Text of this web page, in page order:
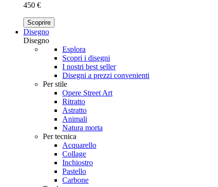
450 €
Scoprire
Disegno
Disegno
Esplora
Scopri i disegni
I nostri best seller
Disegni a prezzi convenienti
Per stile
Opere Street Art
Ritratto
Astratto
Animali
Natura morta
Per tecnica
Acquarello
Collage
Inchiostro
Pastello
Carbone